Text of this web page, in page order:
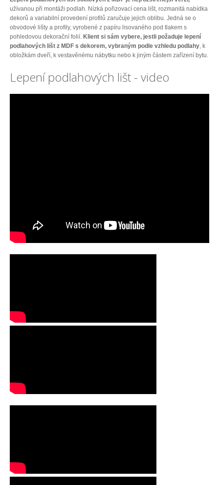
užívanou při montáži podlah. Nízká pořizovací cena lišt, rozmanitá nabídka
dekorů a variabilní provedení profilů zaručuje jejich oblibu. Jedná se o
obvodové lišty a profily, vyrobené z papíru lisovaného pod tlakem s
pohledovou dekorační folií. Klient si sám vybere, jestli požaduje lepení
podlahových lišt z MDF s dekorem, vybraným podle vzhledu podlahy, k
obložkám dveří, k vestavěnému nábytku nebo k jiným částem zařízení bytu.
Lepení podlahových lišt - video